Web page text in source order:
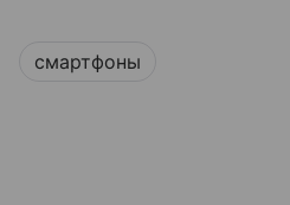
смартфоны